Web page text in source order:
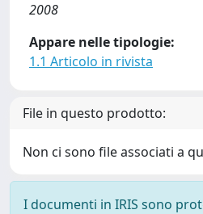
2008
Appare nelle tipologie:
1.1 Articolo in rivista
File in questo prodotto:
Non ci sono file associati a
I documenti in IRIS sono